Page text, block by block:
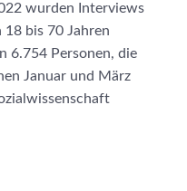
wurden Interviews
bis 70 Jahren
6.754 Personen, die
Januar und März